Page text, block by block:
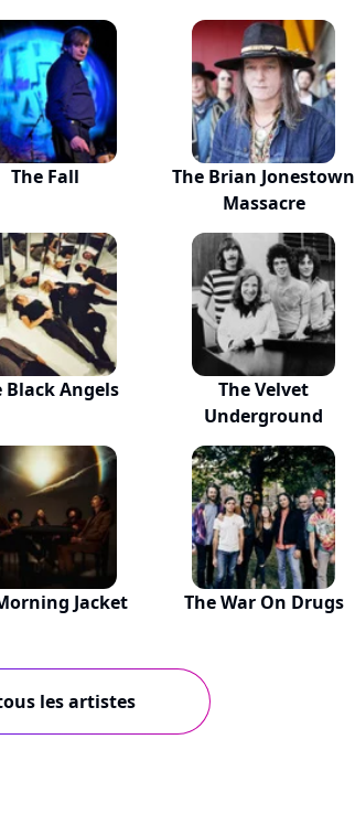
The Fall
The Brian Jonestown
Massacre
Black Angels
The Velvet
Underground
Jacket The War On Drugs
les artistes